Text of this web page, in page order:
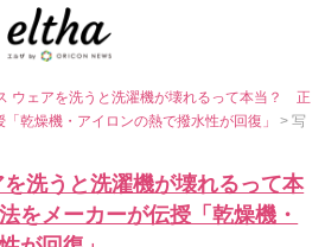
ウェアを洗うと洗濯機が壊れるって本当？ 正
「乾燥機・アイロンの熱で撥水性が回復」> 写
洗うと洗濯機が壊れるって本
をメーカーが伝授「乾燥機・